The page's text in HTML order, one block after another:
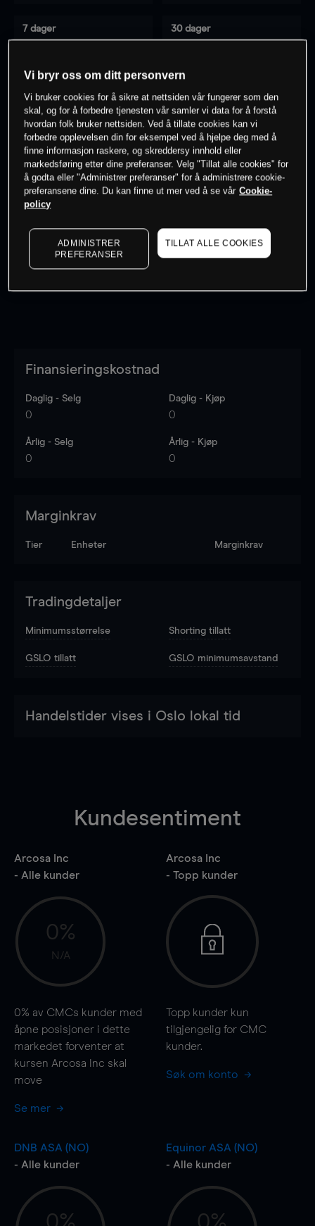
7 dager 30 dager
0% av kunder erpå dette instrumentet
Søk om konto
Kursene er veiledende. to see latest market data
Finansieringskostnad
Daglig - Selg
0
Daglig - Kjøp
0
Årlig - Selg
0
Årlig - Kjøp
0
Marginkrav
Tier Enheter Marginkrav
Tradingdetaljer
Minimumsstørrelse Shorting tillatt
GSLO tillatt GSLO minimumsavstand
Handelstider vises i Oslo lokal tid
Kundesentiment
Arcosa Inc
- Alle kunder
0%
N/A
0% av CMCs kunder med
åpne posisjoner i dette
markedet forventer at
kursen Arcosa Inc skal
move
Se mer
Arcosa Inc
- Topp kunder
Topp kunder kun
tilgjengelig for CMC
kunder.
Søk om konto
DNB ASA (NO)
- Alle kunder
Equinor ASA (NO)
- Alle kunder
Vi bryr oss om ditt personvern
Vi bruker cookies for å sikre at nettsiden vår fungerer som den
skal, og for å forbedre tjenesten vår samler vi data for å forstå
hvordan folk bruker nettsiden. Ved å tillate cookies kan vi
forbedre opplevelsen din for eksempel ved å hjelpe deg med å
finne informasjon raskere, og skreddersy innhold eller
markedsføring etter dine preferanser. Velg "Tillat alle cookies" for
å godta eller "Administrer preferanser" for å administrere cookie-
preferansene dine. Du kan finne ut mer ved å se vår Cookie-
policy
ADMINISTRER
PREFERANSER
TILLAT ALLE COOKIES